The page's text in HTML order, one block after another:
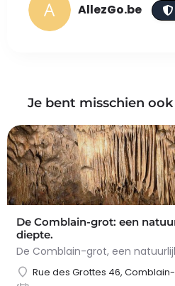
AllezGo.be
Je bent misschien
De Comblain-grot: een
diepte.
Rue des Grottes 46,